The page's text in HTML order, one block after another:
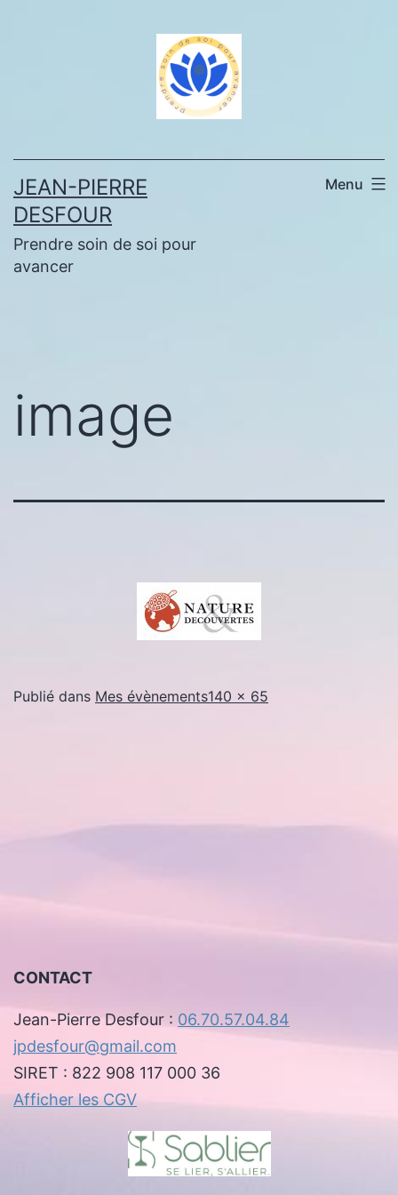
JEAN-PIERRE
DESFOUR
Prendre soin de soi pour
avancer
Menu
image
Publié dans Mes évènementsTaille
140 × 65
CONTACT
Jean-Pierre Desfour : 06.70.57.04.84
jpdesfour@gmail.com
SIRET : 822 908 117 000 36
Afficher les CGV